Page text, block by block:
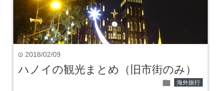
time 2018/02/09
ハノイの観光まとめ（旧市街のみ）
folder 海外旅行